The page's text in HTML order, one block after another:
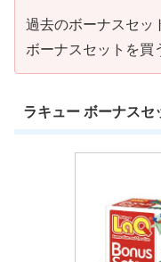
過去のボーナスセッ
ボーナスセットを買
ラキュー ボーナスセ